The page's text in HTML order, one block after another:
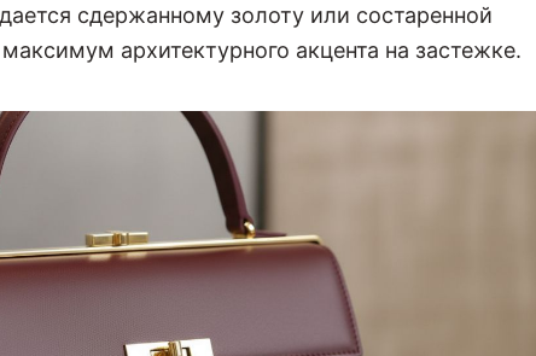
сдержанному золоту или состаренной
архитектурного акцента на застежке.